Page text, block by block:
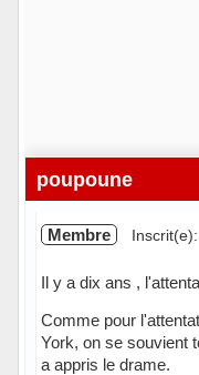
poupoune
Membre
Il y a dix ans ,
Comme pour
York, on se souvient
a appris le drame.